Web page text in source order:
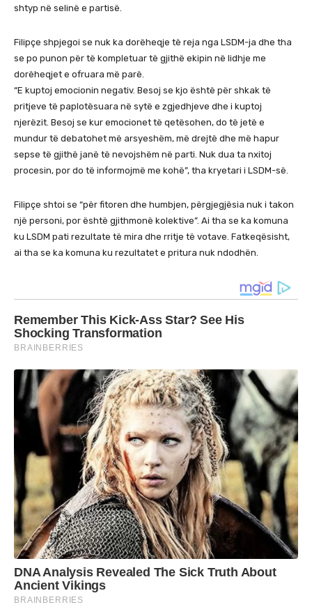
shtyp në selinë e partisë.
Filipçe shpjegoi se nuk ka dorëheqje të reja nga LSDM-ja dhe tha
se po punon për të kompletuar të gjithë ekipin në lidhje me
dorëheqjet e ofruara më parë.
“E kuptoj emocionin negativ. Besoj se kjo është për shkak të
pritjeve të paplotësuara në sytë e zgjedhjeve dhe i kuptoj
njerëzit. Besoj se kur emocionet të qetësohen, do të jetë e
mundur të debatohet më arsyeshëm, më drejtë dhe më hapur
sepse të gjithë janë të nevojshëm në parti. Nuk dua ta nxitoj
procesin, por do të informojmë me kohë”, tha kryetari i LSDM-së.
Filipçe shtoi se “për fitoren dhe humbjen, përgjegjësia nuk i takon
një personi, por është gjithmonë kolektive”. Ai tha se ka komuna
ku LSDM pati rezultate të mira dhe rritje të votave. Fatkeqësisht,
ai tha se ka komuna ku rezultatet e pritura nuk ndodhën.